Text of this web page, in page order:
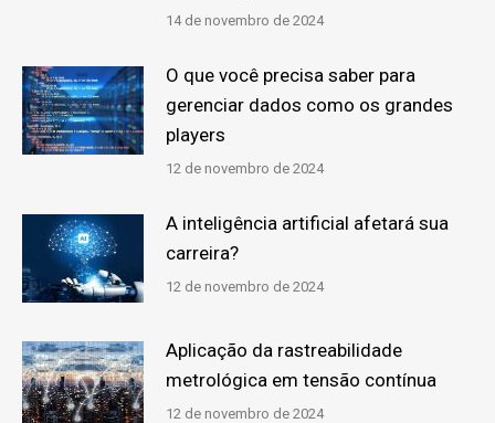
14 de novembro de 2024
O que você precisa saber para
gerenciar dados como os grandes
players
12 de novembro de 2024
A inteligência artificial afetará sua
carreira?
12 de novembro de 2024
Aplicação da rastreabilidade
metrológica em tensão contínua
12 de novembro de 2024